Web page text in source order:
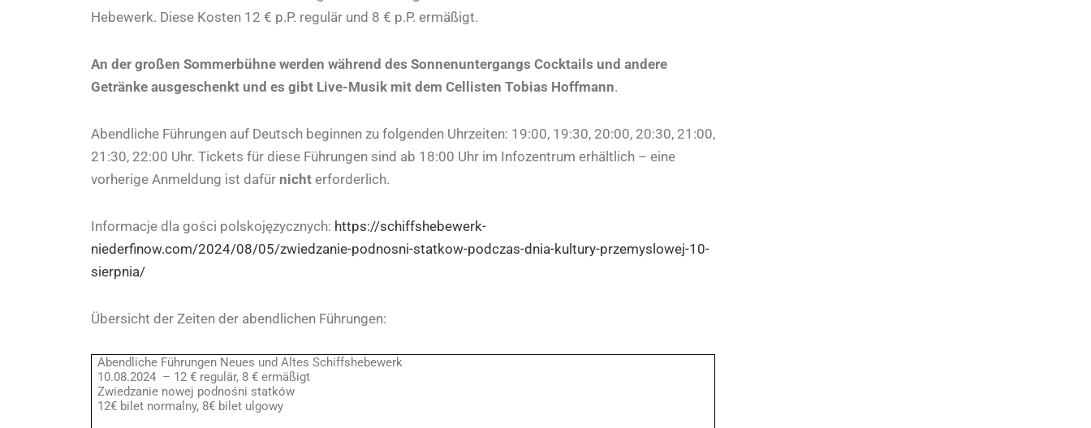
Hebewerk. Diese Kosten 12 € p.P. regulär und 8 € p.P. ermäßigt.
An der großen Sommerbühne werden während des Sonnenuntergangs Cocktails und andere
Getränke ausgeschenkt und es gibt Live-Musik mit dem Cellisten Tobias Hoffmann.
Abendliche Führungen auf Deutsch beginnen zu folgenden Uhrzeiten: 19:00, 19:30, 20:00, 20:30, 21:00,
21:30, 22:00 Uhr. Tickets für diese Führungen sind ab 18:00 Uhr im Infozentrum erhältlich – eine
vorherige Anmeldung ist dafür nicht erforderlich.
Informacje dla gości polskojęzycznych: https://schiffshebewerk-
niederfinow.com/2024/08/05/zwiedzanie-podnosni-statkow-podczas-dnia-kultury-przemyslowej-10-
sierpnia/
Übersicht der Zeiten der abendlichen Führungen:
Abendliche Führungen Neues und Altes Schiffshebewerk
10.08.2024 – 12 € regulär, 8 € ermäßigt
Zwiedzanie nowej podnośni statków
12€ bilet normalny, 8€ bilet ulgowy